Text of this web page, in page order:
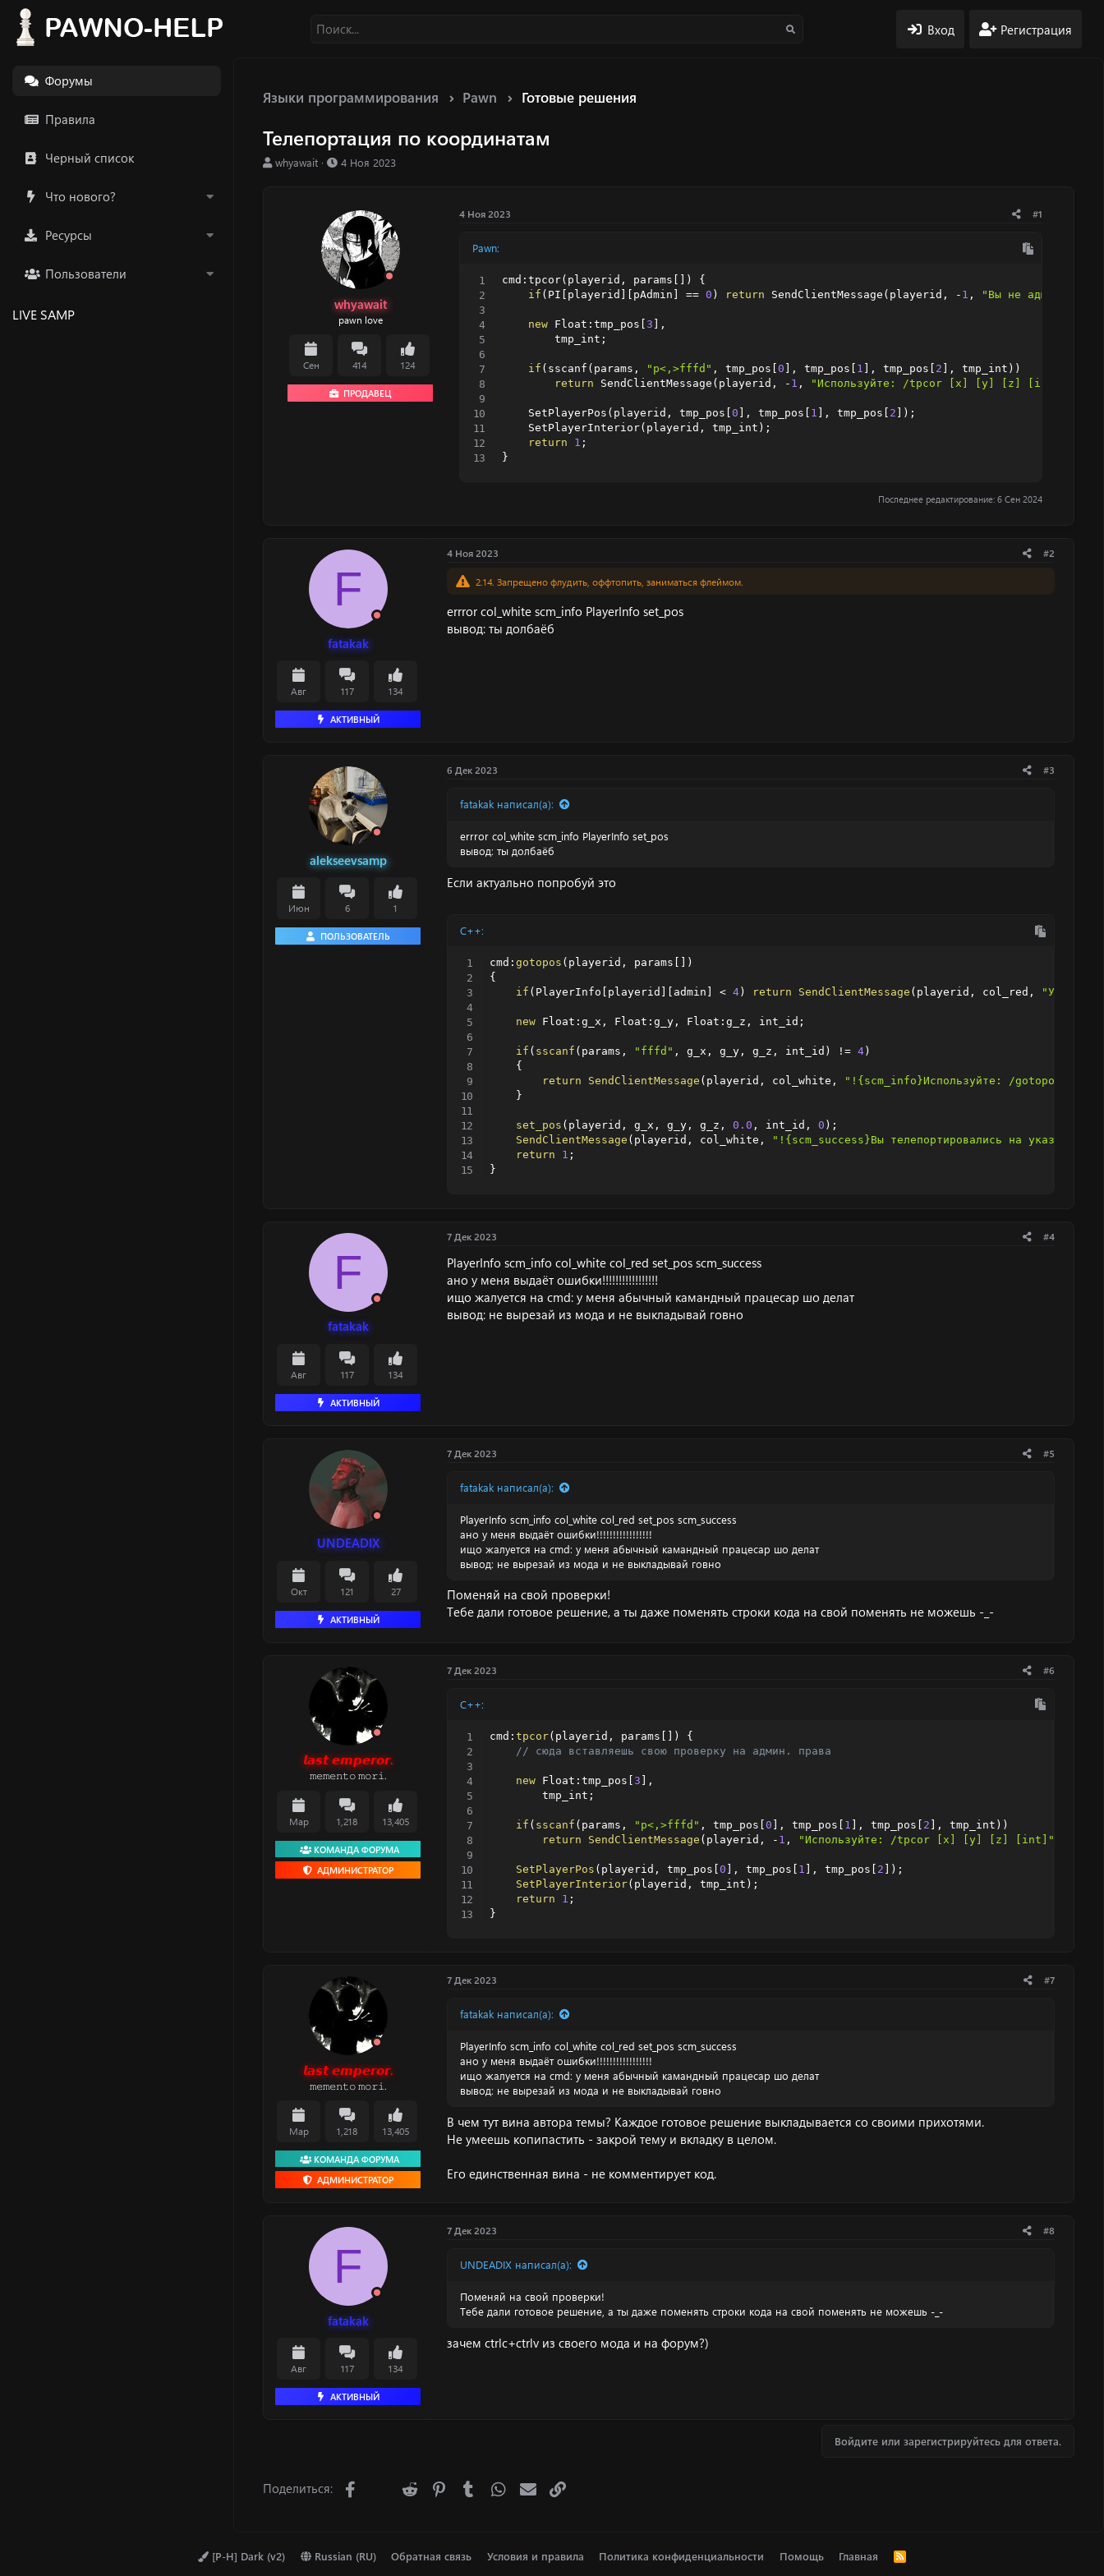
Вход Регистрация
Форумы
Правила
Черный список
Что нового?
Ресурсы
Пользователи
LIVE SAMP
Языки программирования Pawn Готовые решения
Телепортация по координатам
А
whyawait
Д
н
а
ч
а
л
4 Ноя 2023
whyawait
pawn love
Сен 414 124
ПРОДАВЕЦ
4 Ноя 2023 #1
Pawn:
cmd :tpcor( playerid , params )
{
if ( PI playerid pAdmin == 0 ) return SendClientMessage ( playerid , - 1 , "Вы не
new Float :tmp_pos [3
,
        tmp_int
;
if ( sscanf ( params , "p<,>fffd" , tmp_pos [0 , tmp_pos 1 , tmp_pos 2 , tmp_int ) )
return SendClientMessage ( playerid , - 1 , "Используйте: /tpcor [x] [y] [z] [int]"
    SetPlayerPos
( playerid , tmp_pos [0 , tmp_pos 1 , tmp_pos 2 ) ;
    SetPlayerInterior
( playerid , tmp_int ) ;
return
1 ;
}
Последнее редактирование: 6 Сен 2024
F
fatakak
Авг 117 134
АКТИВНЫЙ
4 Ноя 2023 #2
2.14. Запрещено флудить, оффтопить, заниматься флеймом.
errror col_white scm_info PlayerInfo set_pos
вывод: ты долбаёб
alekseevsamp
Июн 6 1
ПОЛЬЗОВАТЕЛЬ
6 Дек 2023 #3
fatakak написал(а):
errror col_white scm_info PlayerInfo set_pos
вывод: ты долбаёб
Если актуально попробуй это
C++:
cmd :gotopos ( playerid , params
)
{
if ( PlayerInfo playerid admin < 4 ) return SendClientMessage ( playerid , col_red , "У вас
new Float :g_x , Float :g_y , Float :g_z , int_id ;
if ( sscanf ( params , "fffd" , g_x , g_y , g_z , int_id ) != 4 )
{
return
SendClientMessage ( playerid , col_white ,
"!{scm_info}Используйте: /gotopos
}
set_pos ( playerid , g_x , g_y , g_z , 0.0 , int_id , 0 ) ;
SendClientMessage ( playerid , col_white ,
"!{scm_success}Вы телепортировались на указанные
return
1 ;
}
F
fatakak
Авг 117 134
АКТИВНЫЙ
7 Дек 2023 #4
PlayerInfo scm_info col_white col_red set_pos scm_success
ано у меня выдаёт ошибки!!!!!!!!!!!!!!!!!
ищо жалуется на cmd: у меня абычный камандный працесар шо делат
вывод: не вырезай из мода и не выкладывай говно
UNDEADIX
Окт 121 27
АКТИВНЫЙ
7 Дек 2023 #5
fatakak написал(а):
PlayerInfo scm_info col_white col_red set_pos scm_success
ано у меня выдаёт ошибки!!!!!!!!!!!!!!!!!
ищо жалуется на cmd: у меня абычный камандный працесар шо делат
вывод: не вырезай из мода и не выкладывай говно
Поменяй на свой проверки!
Тебе дали готовое решение, а ты даже поменять строки кода на свой поменять не можешь -_-
𝙡𝙖𝙨𝙩 𝙚𝙢𝙥𝙚𝙧𝙤𝙧.
𝚖𝚎𝚖𝚎𝚗𝚝𝚘 𝚖𝚘𝚛𝚒.
Мар 1,218 13,405
КОМАНДА ФОРУМА
АДМИНИСТРАТОР
7 Дек 2023 #6
C++:
cmd :tpcor( playerid , params [ ] )
{
// сюда вставляешь свою проверку на админ. права
new Float :tmp_pos [3 ] ,
        tmp_int
;
if ( sscanf ( params , "p<,>fffd" , tmp_pos [0 ] , tmp_pos [ 1 ] , tmp_pos [ 2 ] , tmp_int ) )
return
SendClientMessage ( playerid , - 1 , "Используйте: /tpcor [x] [y] [z] [int]"
SetPlayerPos ( playerid , tmp_pos [0 ] , tmp_pos [ 1 ] , tmp_pos [ 2 ] ) ;
SetPlayerInterior( playerid , tmp_int ) ;
return
1 ;
}
𝙡𝙖𝙨𝙩 𝙚𝙢𝙥𝙚𝙧𝙤𝙧.
𝚖𝚎𝚖𝚎𝚗𝚝𝚘 𝚖𝚘𝚛𝚒.
Мар 1,218 13,405
КОМАНДА ФОРУМА
АДМИНИСТРАТОР
7 Дек 2023 #7
fatakak написал(а):
PlayerInfo scm_info col_white col_red set_pos scm_success
ано у меня выдаёт ошибки!!!!!!!!!!!!!!!!!
ищо жалуется на cmd: у меня абычный камандный працесар шо делат
вывод: не вырезай из мода и не выкладывай говно
В чем тут вина автора темы? Каждое готовое решение выкладывается со своими прихотями.
Не умеешь копипастить - закрой тему и вкладку в целом.
Его единственная вина - не комментирует код.
F
fatakak
Авг 117 134
АКТИВНЫЙ
7 Дек 2023 #8
UNDEADIX написал(а):
Поменяй на свой проверки!
Тебе дали готовое решение, а ты даже поменять строки кода на свой поменять не можешь -_-
зачем ctrlc+ctrlv из своего мода и на форум?)
Войдите или зарегистрируйтесь для ответа.
Поделиться: FacebookX (Twitter)
Reddit PinterestTumblr WhatsAppЭлектронная почта
[P-H] Dark (v2) Russian (RU) Обратная связь Условия и правила Политика конфиденциальности Помощь Главная
R